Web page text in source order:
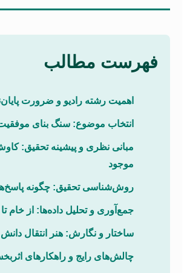
فهرست مطالب
اهمیت رشته رادیو و ضرورت
انتخاب موضوع: سنگ بنای
مبانی نظری و پیشینه تحقیق:
موجود
روش‌شناسی تحقیق: چگونه پاسخ‌ها
جمع‌آوری و تحلیل داده‌ها: از خام
ساختار و نگارش: هنر انتقال دانش
چالش‌های رایج و راهکارهای